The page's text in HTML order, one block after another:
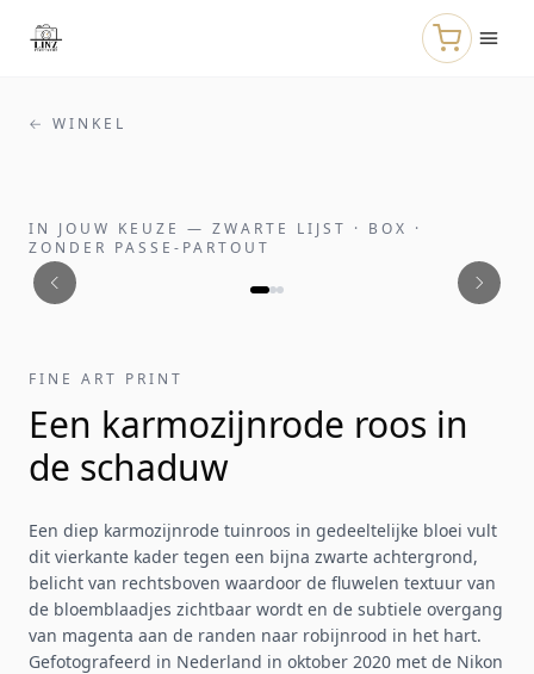
← WINKEL
IN JOUW KEUZE — ZWARTE LIJST · BOX ·
ZONDER PASSE-PARTOUT
FINE ART PRINT
Een karmozijnrode roos in
de schaduw
Een diep karmozijnrode tuinroos in gedeeltelijke bloei vult
dit vierkante kader tegen een bijna zwarte achtergrond,
belicht van rechtsboven waardoor de fluwelen textuur van
de bloemblaadjes zichtbaar wordt en de subtiele overgang
van magenta aan de randen naar robijnrood in het hart.
Gefotografeerd in Nederland in oktober 2020 met de Nikon